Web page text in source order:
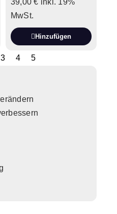
39,00€ inkl. 19%
MwSt.
Hinzufügen
3 4 5